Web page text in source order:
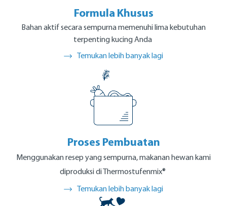
Formula Khusus
Bahan aktif secara sempurna memenuhi lima kebutuhan
terpenting kucing Anda
Temukan lebih banyak lagi
Proses Pembuatan
Menggunakan resep yang sempurna, makanan hewan kami
diproduksi di Thermostufenmix®
Temukan lebih banyak lagi